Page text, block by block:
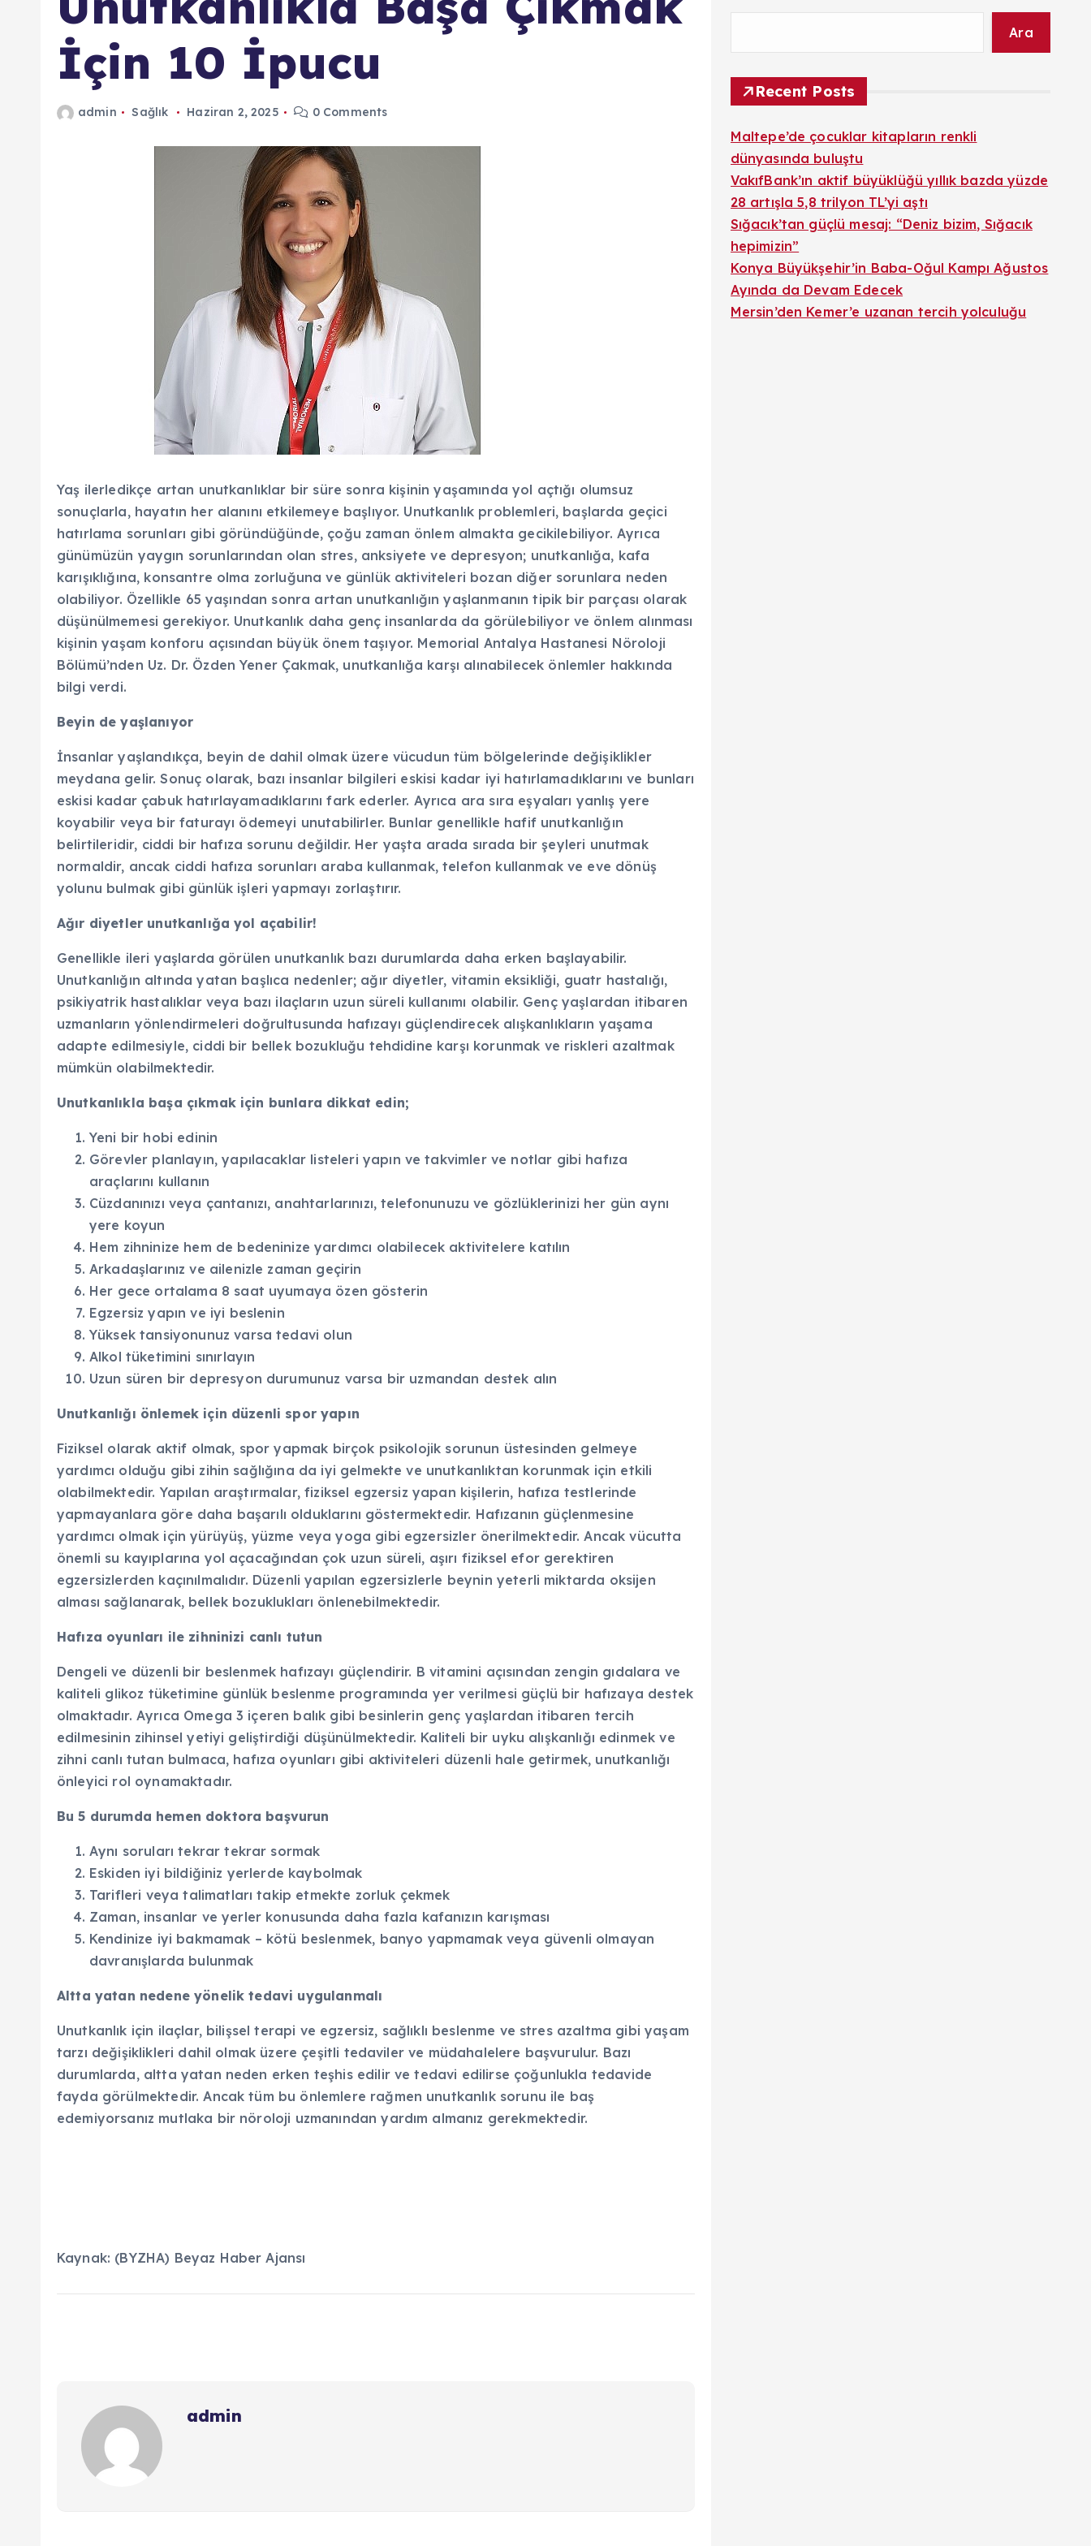
İçin 10 İpucu
admin Sağlık Haziran 2, 2025 0 Comments
Yaş ilerledikçe artan unutkanlıklar bir süre sonra kişinin yaşamında yol açtığı olumsuz
sonuçlarla, hayatın her alanını etkilemeye başlıyor. Unutkanlık problemleri, başlarda geçici
hatırlama sorunları gibi göründüğünde, çoğu zaman önlem almakta gecikilebiliyor. Ayrıca
günümüzün yaygın sorunlarından olan stres, anksiyete ve depresyon; unutkanlığa, kafa
karışıklığına, konsantre olma zorluğuna ve günlük aktiviteleri bozan diğer sorunlara neden
olabiliyor. Özellikle 65 yaşından sonra artan unutkanlığın yaşlanmanın tipik bir parçası olarak
düşünülmemesi gerekiyor. Unutkanlık daha genç insanlarda da görülebiliyor ve önlem alınması
kişinin yaşam konforu açısından büyük önem taşıyor. Memorial Antalya Hastanesi Nöroloji
Bölümü’nden Uz. Dr. Özden Yener Çakmak, unutkanlığa karşı alınabilecek önlemler hakkında
bilgi verdi.
Beyin de yaşlanıyor
İnsanlar yaşlandıkça, beyin de dahil olmak üzere vücudun tüm bölgelerinde değişiklikler
meydana gelir. Sonuç olarak, bazı insanlar bilgileri eskisi kadar iyi hatırlamadıklarını ve bunları
eskisi kadar çabuk hatırlayamadıklarını fark ederler. Ayrıca ara sıra eşyaları yanlış yere
koyabilir veya bir faturayı ödemeyi unutabilirler. Bunlar genellikle hafif unutkanlığın
belirtileridir, ciddi bir hafıza sorunu değildir. Her yaşta arada sırada bir şeyleri unutmak
normaldir, ancak ciddi hafıza sorunları araba kullanmak, telefon kullanmak ve eve dönüş
yolunu bulmak gibi günlük işleri yapmayı zorlaştırır.
Ağır diyetler unutkanlığa yol açabilir!
Genellikle ileri yaşlarda görülen unutkanlık bazı durumlarda daha erken başlayabilir.
Unutkanlığın altında yatan başlıca nedenler; ağır diyetler, vitamin eksikliği, guatr hastalığı,
psikiyatrik hastalıklar veya bazı ilaçların uzun süreli kullanımı olabilir. Genç yaşlardan itibaren
uzmanların yönlendirmeleri doğrultusunda hafızayı güçlendirecek alışkanlıkların yaşama
adapte edilmesiyle, ciddi bir bellek bozukluğu tehdidine karşı korunmak ve riskleri azaltmak
mümkün olabilmektedir.
Unutkanlıkla başa çıkmak için bunlara dikkat edin;
Yeni bir hobi edinin
Görevler planlayın, yapılacaklar listeleri yapın ve takvimler ve notlar gibi hafıza
araçlarını kullanın
Cüzdanınızı veya çantanızı, anahtarlarınızı, telefonunuzu ve gözlüklerinizi her gün aynı
yere koyun
Hem zihninize hem de bedeninize yardımcı olabilecek aktivitelere katılın
Arkadaşlarınız ve ailenizle zaman geçirin
Her gece ortalama 8 saat uyumaya özen gösterin
Egzersiz yapın ve iyi beslenin
Yüksek tansiyonunuz varsa tedavi olun
Alkol tüketimini sınırlayın
Uzun süren bir depresyon durumunuz varsa bir uzmandan destek alın
Unutkanlığı önlemek için düzenli spor yapın
Fiziksel olarak aktif olmak, spor yapmak birçok psikolojik sorunun üstesinden gelmeye
yardımcı olduğu gibi zihin sağlığına da iyi gelmekte ve unutkanlıktan korunmak için etkili
olabilmektedir. Yapılan araştırmalar, fiziksel egzersiz yapan kişilerin, hafıza testlerinde
yapmayanlara göre daha başarılı olduklarını göstermektedir. Hafızanın güçlenmesine
yardımcı olmak için yürüyüş, yüzme veya yoga gibi egzersizler önerilmektedir. Ancak vücutta
önemli su kayıplarına yol açacağından çok uzun süreli, aşırı fiziksel efor gerektiren
egzersizlerden kaçınılmalıdır. Düzenli yapılan egzersizlerle beynin yeterli miktarda oksijen
alması sağlanarak, bellek bozuklukları önlenebilmektedir.
Hafıza oyunları ile zihninizi canlı tutun
Dengeli ve düzenli bir beslenmek hafızayı güçlendirir. B vitamini açısından zengin gıdalara ve
kaliteli glikoz tüketimine günlük beslenme programında yer verilmesi güçlü bir hafızaya destek
olmaktadır. Ayrıca Omega 3 içeren balık gibi besinlerin genç yaşlardan itibaren tercih
edilmesinin zihinsel yetiyi geliştirdiği düşünülmektedir. Kaliteli bir uyku alışkanlığı edinmek ve
zihni canlı tutan bulmaca, hafıza oyunları gibi aktiviteleri düzenli hale getirmek, unutkanlığı
önleyici rol oynamaktadır.
Bu 5 durumda hemen doktora başvurun
Aynı soruları tekrar tekrar sormak
Eskiden iyi bildiğiniz yerlerde kaybolmak
Tarifleri veya talimatları takip etmekte zorluk çekmek
Zaman, insanlar ve yerler konusunda daha fazla kafanızın karışması
Kendinize iyi bakmamak – kötü beslenmek, banyo yapmamak veya güvenli olmayan
davranışlarda bulunmak
Altta yatan nedene yönelik tedavi uygulanmalı
Unutkanlık için ilaçlar, bilişsel terapi ve egzersiz, sağlıklı beslenme ve stres azaltma gibi yaşam
tarzı değişiklikleri dahil olmak üzere çeşitli tedaviler ve müdahalelere başvurulur. Bazı
durumlarda, altta yatan neden erken teşhis edilir ve tedavi edilirse çoğunlukla tedavide
fayda görülmektedir. Ancak tüm bu önlemlere rağmen unutkanlık sorunu ile baş
edemiyorsanız mutlaka bir nöroloji uzmanından yardım almanız gerekmektedir.
Kaynak: (BYZHA) Beyaz Haber Ajansı
admin
Ara
Recent Posts
Maltepe’de çocuklar kitapların renkli
dünyasında buluştu
VakıfBank’ın aktif büyüklüğü yıllık bazda yüzde
28 artışla 5,8 trilyon TL’yi aştı
Sığacık’tan güçlü mesaj: “Deniz bizim, Sığacık
hepimizin”
Konya Büyükşehir’in Baba-Oğul Kampı Ağustos
Ayında da Devam Edecek
Mersin’den Kemer’e uzanan tercih yolculuğu